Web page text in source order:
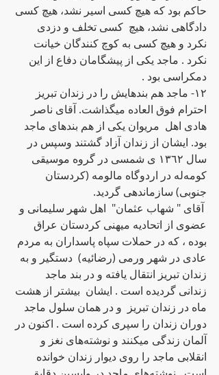
حاکم بود که‌ هیچ کسی اسیر نشد، هیچ کسی
دادگاهی نشد، هیچ  کسی تخلف و دزدی
نکرد و هیچ کسی به‌ کوچ کنندگان خیانت
نکرد . ماجد یکی از پیشگامان دفاع از این
دمکراسی بود .
١٢- ماجد هم بندهایش را در زندان تبریز
احترام فوق العاده‌ میگذاشت. آقای ناصر
هادی اهل ‌ مریوان ‌یکی از هم بندهای ماجد
بود. ایشان از زندان آزاد گشتند وسپس در
سال ١٣٦٢ ی شمسی در گروه‌ موسیقی
کومه‌له ‌در اردوگاه‌ مالومه‌ (کردستان
جنوبی)‌ سازماندهی گردید.
آقای " شهاب عثمان"  اهل شهر سلیمانی و
عضوی از اتحادیه‌ میهنی کردستان عراق
بوده‌ ، که‌ در حملات سپاه‌ پاسداران به‌ مردم
زندان تبریز انتقال یافته‌ و در بند ماجد
زندانی گردیده‌ است .‌ ایشان  بیشتر از هشت
ماه‌ در زندان تبریز  و در همان سلول ماجد
دوران زندان را سپری کرده‌ است . اکنون در
آلمان زندگی میکنند و نوشته‌های نغز و